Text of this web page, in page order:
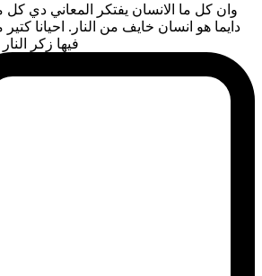
وان كل ما الانسان يفتكر المعاني دي كل
دايما هو انسان خايف من النار. احيانا كتير
فيها زكر